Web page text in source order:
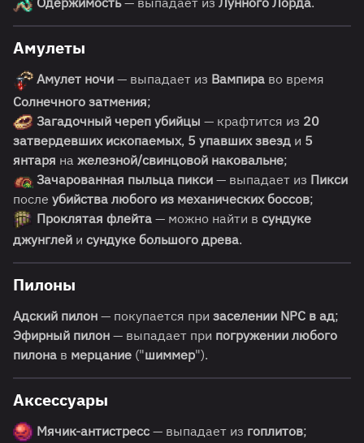
Амулеты
Амулет ночи — выпадает из Вампира во время
Солнечного затмения;
Загадочный череп убийцы — крафтится из 20
затвердевших ископаемых, 5 упавших звезд и 5
янтаря на железной/свинцовой наковальне;
Зачарованная пыльца пикси — выпадает из Пикси
после убийства любого из механических боссов;
Проклятая флейта — можно найти в сундуке
джунглей и сундуке большого древа.
Пилоны
Адский пилон — покупается при заселении NPC в ад;
Эфирный пилон — выпадает при погружении любого
пилона в мерцание ("шиммер").
Аксессуары
Мячик-антистресс — выпадает из гоплитов;